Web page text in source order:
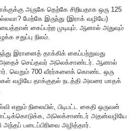
அருகே தெற்கே சிறியதாக ஒரு 125
மேற்கே இருந்து (இராக் வழியே)
கைப்பற்ற முடியும். ஆனால் அதுவும்
சதுப்பு நிலம்.
இரானைத் தாக்கிக் கைப்பற்றுவது
அதைச் செய்தவர் அலெக்சாண்டர். ஆனால்
வெறும் 700 வீரர்களைக் கொண்ட ஒரு
வழியே தாக்குதல் நடத்தி அவரை மாதக்
எனும் நிலையில், பிடிபட்ட கைதி ஒருவன்
அலெக்சாண்டர் அதன்வழியே
அந்தப் படைப்பிரிவை அழித்தார்.